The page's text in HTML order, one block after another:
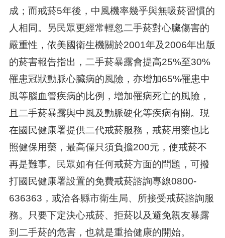
成；而戒菸5年後，中風機率幾乎與無吸菸習慣的
人相同。另民眾更經常輕忽二手菸對心臟傷害的
嚴重性，依美國衛生機關於2001年及2006年出版
的菸害報告指出，二手菸暴露會提高25%至30%
罹患冠狀動脈心臟病的風險，亦增加65%罹患中
風等腦血管疾病的比例，增加罹病死亡的風險，
且二手菸暴露與中風及動脈硬化等疾病有關。現
在國民健康署提供二代戒菸服務，戒菸用藥也比
照健保用藥，最高僅只須負擔200元，使戒菸不
再是難事。民眾如有任何戒菸方面的問題，可撥
打國民健康署設置的免費戒菸諮詢專線0800-
636363，或洽各縣市衛生局、所接受戒菸諮詢服
務。只要下定決心戒菸、拒菸以及避免親友暴露
到二手菸的危害，也就是重拾健康的開始。